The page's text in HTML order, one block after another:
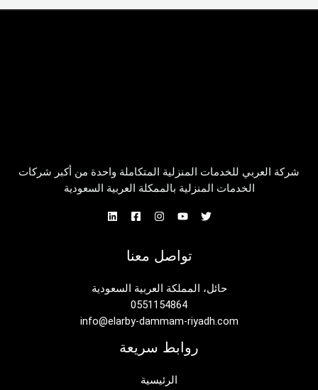
شركة العربي للخدمات المنزلية المتكاملة واحدة من أكبر شركات
الخدمات المنزلية بالممكلة العربية السعودية
تواصل معنا
حائل، المملكة العربية السعودية
0551154864
info@elarby-dammam-riyadh.com
روابط سريعة
الرئيسية